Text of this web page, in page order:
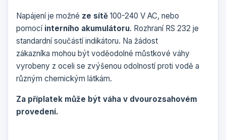
Napájení je možné ze sítě 100-240 V AC, nebo
pomocíinterního akumulátoru. Rozhraní RS 232 je
standardní součástí indikátoru. Na žádost
zákazníka mohou být voděodolné můstkové váhy
vyrobeny z oceli se zvýšenou odolností proti vodě a
různým chemickým látkám.
Za příplatek může být váha v dvourozsahovém
provedení.